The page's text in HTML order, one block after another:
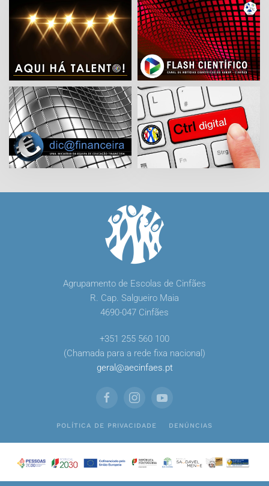
Agrupamento de Escolas de Cinfães
R. Cap. Salgueiro Maia
4690-047 Cinfães
+351 255 560 100
(Chamada para a rede fixa nacional)
geral @aecinfaes.pt
POLÍTICA DE PRIVACIDADE DENÚNCIAS